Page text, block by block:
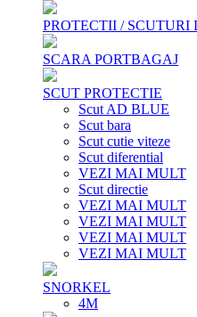
PROTECTII / SCUTURI
SCARA PORTBAGAJ
SCUT PROTECTIE
Scut AD BLUE
Scut bara
Scut cutie viteze
Scut diferential
VEZI MAI MULT
Scut directie
VEZI MAI MULT
VEZI MAI MULT
VEZI MAI MULT
VEZI MAI MULT
SNORKEL
4M